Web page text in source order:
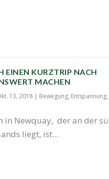
EINEN KURZTRIP NACH
MACHEN
13, 2018| Bewegung, Entspannung,
in New­quay, der an der
liegt, ist...